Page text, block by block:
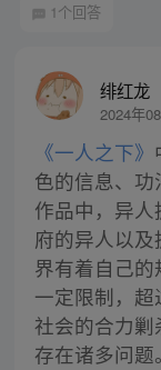
1个回答
绯红龙
2024年
《一人之下》
色的信息、
作品中，异
府的异人以
界有着自己
一定限制，
社会的合力
存在诸多问题。